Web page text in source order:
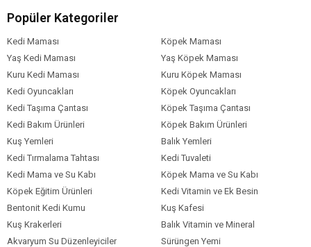
Sodyum Klorür
Kurutulmuş Bira Mayası
Zerdeçal Kökü %0.2
Glukozamin
Kondroitin Sülfat.
Kedi Yaş Aralığı Yavru (0-12 Ay)
Kedi Maması
Formu
Kedi Maması
Tahıl Oranı
Kedi Özel
Gereksinim
Bağışıklık Sistemi Gelişimi
Tatlarına Uygun Dengeli Beslenme
Şeker ve Obezite
Hastalıkları
Kilolu Sindirim Hassasiyeti
Popüler Kategoriler
Kedi Maması
Köpek Maması
Yaş Kedi Maması
Yaş Köpek Maması
Kuru Kedi Maması
Kuru Köpek Maması
Kedi Oyuncakları
Köpek Oyuncakları
Kedi Taşıma Çantası
Köpek Taşıma Çantası
Kedi Bakım Ürünleri
Köpek Bakım Ürünleri
Kuş Yemleri
Balık Yemleri
Kedi Tırmalama Tahtası
Kedi Tuvaleti
Kedi Mama ve Su Kabı
Köpek Mama ve Su Kabı
Köpek Eğitim Ürünleri
Kedi Vitamin ve Ek Besin
Bentonit Kedi Kumu
Kuş Kafesi
Kuş Krakerleri
Balık Vitamin ve Mineral
Akvaryum Su Düzenleyiciler
Sürüngen Yemi